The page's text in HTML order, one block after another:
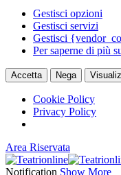
Gestisci opzioni
Gestisci servizi
Gestisci
Per saperne di più
Accetta Nega
Cookie Policy
Privacy Policy
Area Riservata
Notification Show More